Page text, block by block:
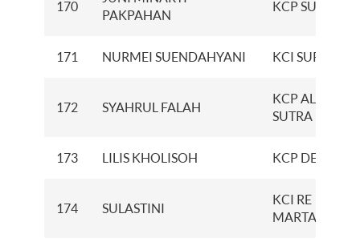
170
PAKPAHAN
KCP
171 NURMEI SUENDAHYANI KCI
172 SYAHRUL FALAH
KCP ALAM
SUTRA
173 LILIS KHOLISOH KCP
174 SULASTINI
KCI RE